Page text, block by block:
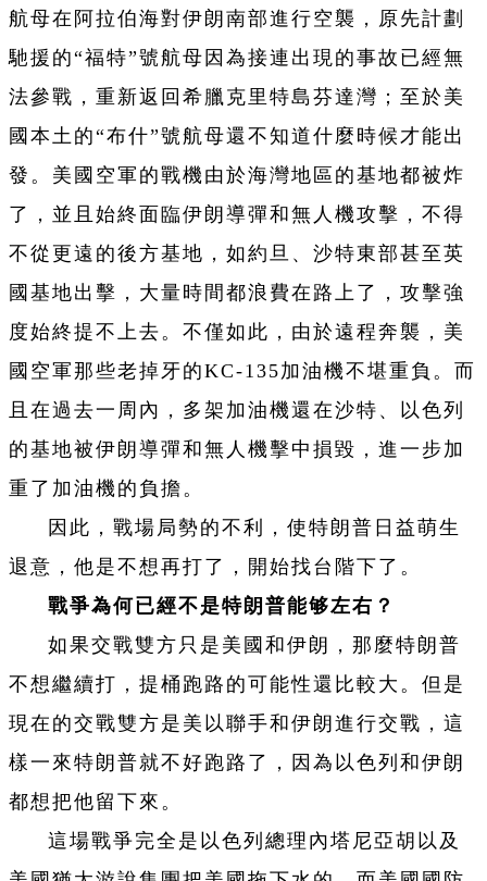
航母在阿拉伯海對伊朗南部進行空襲，原先計劃
馳援的“福特”號航母因為接連出現的事故已經無
法參戰，重新返回希臘克里特島芬達灣；至於美
國本土的“布什”號航母還不知道什麼時候才能出
發。美國空軍的戰機由於海灣地區的基地都被炸
了，並且始終面臨伊朗導彈和無人機攻擊，不得
不從更遠的後方基地，如約旦、沙特東部甚至英
國基地出擊，大量時間都浪費在路上了，攻擊強
度始終提不上去。不僅如此，由於遠程奔襲，美
國空軍那些老掉牙的KC-135加油機不堪重負。而
且在過去一周內，多架加油機還在沙特、以色列
的基地被伊朗導彈和無人機擊中損毀，進一步加
重了加油機的負擔。
因此，戰場局勢的不利，使特朗普日益萌生
退意，他是不想再打了，開始找台階下了。
戰爭為何已經不是特朗普能够左右？
如果交戰雙方只是美國和伊朗，那麼特朗普
不想繼續打，提桶跑路的可能性還比較大。但是
現在的交戰雙方是美以聯手和伊朗進行交戰，這
樣一來特朗普就不好跑路了，因為以色列和伊朗
都想把他留下來。
這場戰爭完全是以色列總理內塔尼亞胡以及